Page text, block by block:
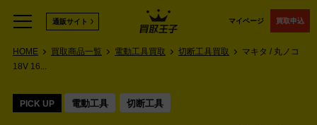
マイページ 買取申込
通販サイト
HOME 買取商品一覧 電動工具買取 切断工具買取
マキタ / 丸ノコ
18V 16...
PICK UP 電動工具 切断工具